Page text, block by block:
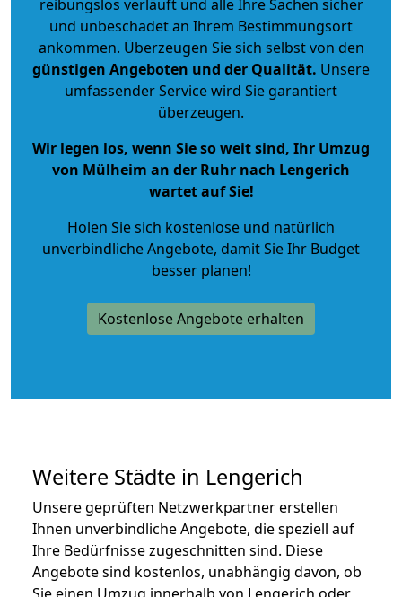
reibungslos verläuft und alle Ihre Sachen sicher
und unbeschadet an Ihrem Bestimmungsort
ankommen. Überzeugen Sie sich selbst von den
günstigen Angeboten und der Qualität. Unsere
umfassender Service wird Sie garantiert
überzeugen.
Wir legen los, wenn Sie so weit sind, Ihr Umzug
von Mülheim an der Ruhr nach Lengerich
wartet auf Sie!
Holen Sie sich kostenlose und natürlich
unverbindliche Angebote, damit Sie Ihr Budget
besser planen!
Kostenlose Angebote erhalten
Weitere Städte in Lengerich
Unsere geprüften Netzwerkpartner erstellen
Ihnen unverbindliche Angebote, die speziell auf
Ihre Bedürfnisse zugeschnitten sind. Diese
Angebote sind kostenlos, unabhängig davon, ob
Sie einen Umzug innerhalb von Lengerich oder